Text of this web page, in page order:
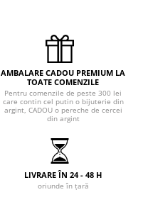
AMBALARE CADOU PREMIUM LA
TOATE COMENZILE
Pentru comenzile de peste 300 lei
care contin cel putin o bijuterie din
argint, CADOU o pereche de cercei
din argint
LIVRARE ÎN 24 - 48 H
oriunde în țară